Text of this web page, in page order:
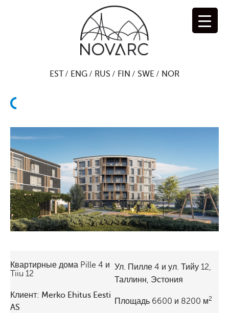
EST ENG RUS FIN SWE NOR
з
а
д
Квартирные дома Pille 4 и
Tiiu 12
Клиент: Merko Ehitus Eesti
AS
Ул. Пилле 4 и ул. Тийу 12,
Таллинн, Эстония
Площадь 6600 и 8200 м2